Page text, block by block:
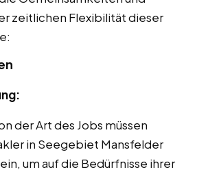
zeitlichen Flexibilität dieser
der Art des Jobs müssen
in Seegebiet Mansfelder
um auf die Bedürfnisse ihrer